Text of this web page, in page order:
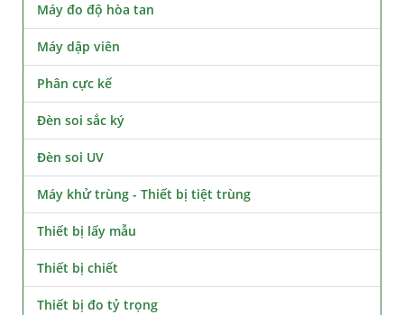
Máy đo độ hòa tan
Máy dập viên
Phân cực kế
Đèn soi sắc ký
Đèn soi UV
Máy khử trùng - Thiết bị tiệt trùng
Thiết bị lấy mẫu
Thiết bị chiết
Thiết bị đo tỷ trọng